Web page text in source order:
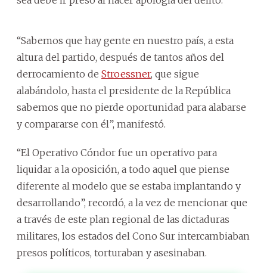
“Sabemos que hay gente en nuestro país, a esta
altura del partido, después de tantos años del
derrocamiento de Stroessner, que sigue
alabándolo, hasta el presidente de la República
sabemos que no pierde oportunidad para alabarse
y compararse con él”, manifestó.
“El Operativo Cóndor fue un operativo para
liquidar a la oposición, a todo aquel que piense
diferente al modelo que se estaba implantando y
desarrollando”, recordó, a la vez de mencionar que
a través de este plan regional de las dictaduras
militares, los estados del Cono Sur intercambiaban
presos políticos, torturaban y asesinaban.